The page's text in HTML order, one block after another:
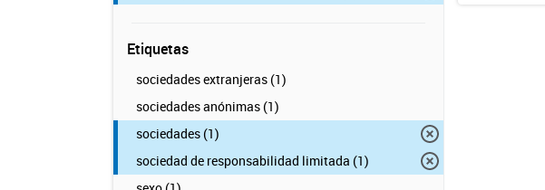
Etiquetas
sociedades extranjeras (1)
sociedades anónimas (1)
sociedades (1)
sociedad de responsabilidad limitada (1)